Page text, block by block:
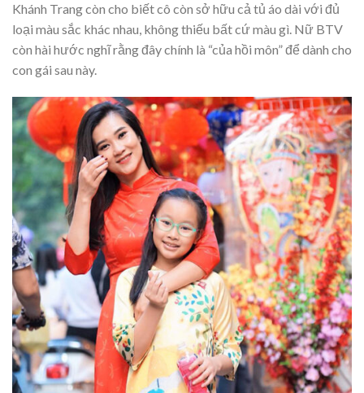
Khánh Trang còn cho biết cô còn sở hữu cả tủ áo dài với đủ
loại màu sắc khác nhau, không thiếu bất cứ màu gì. Nữ BTV
còn hài hước nghĩ rằng đây chính là “của hồi môn” để dành cho
con gái sau này.